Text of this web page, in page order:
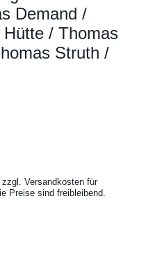
Demand /
/ Thomas
Struth /
Versandkosten für
Preise sind freibleibend.